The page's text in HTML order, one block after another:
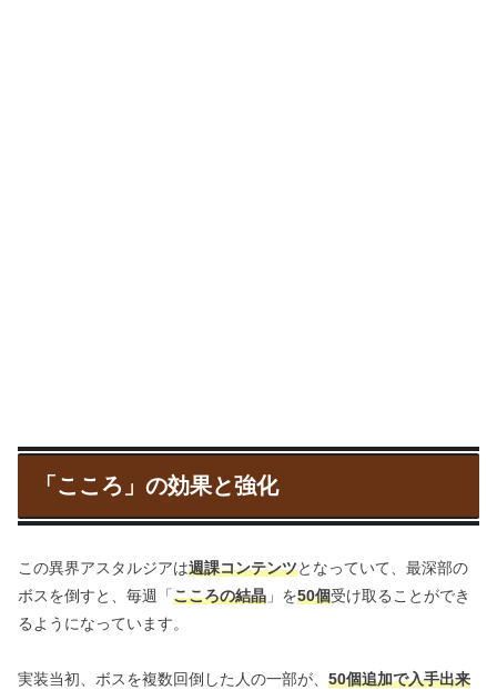
「こころ」の効果と強化
この異界アスタルジアは週課コンテンツとなっていて、最深部の
ボスを倒すと、毎週「こころの結晶 」を50個受け取ることができ
るようになっています。
実装当初、ボスを複数回倒した人の一部が、 50個追加で入手出来